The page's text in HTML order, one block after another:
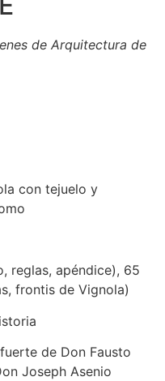
de Arquitectura de
con tejuelo y
reglas, apéndice), 65
frontis de Vignola)
de Don Fausto
Joseph Asenio